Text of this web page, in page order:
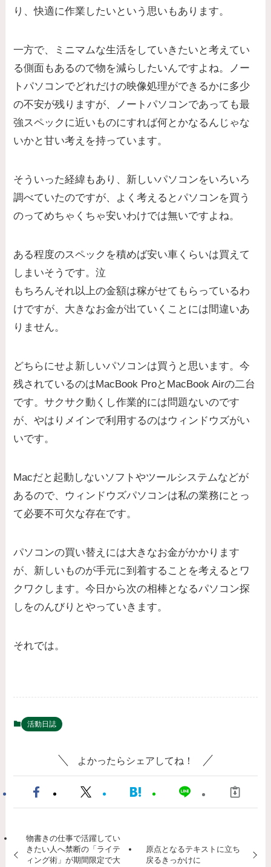
り、快適に作業したいという思いもあります。
一方で、ミニマムな生活をしていきたいと考えてい
る側面もあるので物を減らしたいんですよね。ノー
トパソコンでどれだけの映像処理ができるかに多少
の不安が残りますが、ノートパソコンであっても最
強スペックに近いものにすれば何とかなるんじゃな
いかと甘い考えを持っています。
そういった経緯もあり、新しいパソコンをいろいろ
調べていたのですが、よく考えるとパソコンを買う
のってめちゃくちゃ安いわけでは無いですよね。
ある程度のスペックを積めば安い車くらいは買えて
しまいそうです。泣
もちろんそれ以上の金額は稼がせてもらっているわ
けですが、大きなお金が出ていくことには間違いあ
りません。
どちらにせよ新しいパソコンは買うと思います。今
残されているのはMacBook ProとMacBook Airの二台
です。サクサク動くし作業的には問題ないのです
が、やはりメインで利用するのはウィンドウズがい
いです。
Macだと起動しないソフトやツールシステムなどが
あるので、ウィンドウズパソコンは私の業務にとっ
て必要不可欠な存在です。
パソコンの買い替えには大きなお金がかかります
が、新しいものが手元に到着することを考えるとワ
クワクします。今日から次の相棒となるパソコン探
しをのんびりとやっていきます。
それでは。
活動日誌
よかったらシェアしてね！
物書きの仕事で活躍してい
きたい人へ禁断の「ライテ
ィング術」が期間限定で大
原点となるテキストに立ち
戻るきっかけに